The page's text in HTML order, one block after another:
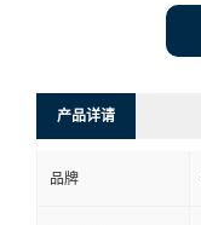
产品详请
品牌